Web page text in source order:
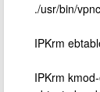
./usr/bin/
IPKrm
IPKrm kmod-